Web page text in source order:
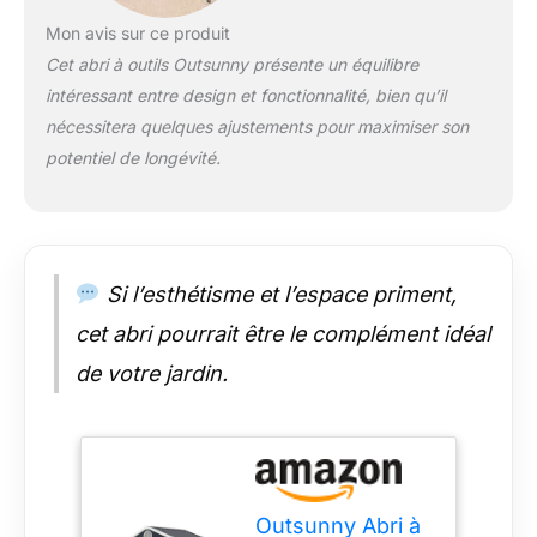
jardin. Pratiquement
aucun entretien
requis - pas de
ranger vos outils et
équipements de
jardin (pelle, pioche,
dimensions
compactes de 134L x
104l x 204H cm
Mon avis sur ce produit
Cet abri à outils Outsunny présente un équilibre
intéressant entre design et fonctionnalité, bien qu’il
nécessitera quelques ajustements pour maximiser son
potentiel de longévité.
Si l’esthétisme et l’espace priment,
cet abri pourrait être le complément idéal
de votre jardin.
Outsunny Abri à